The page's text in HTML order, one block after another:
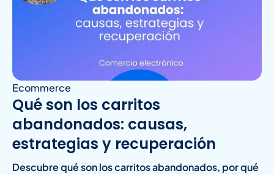
Ecommerce
Qué son los carritos
abandonados: causas,
estrategias y recuperación
Descubre qué son los carritos abandonados, por qué